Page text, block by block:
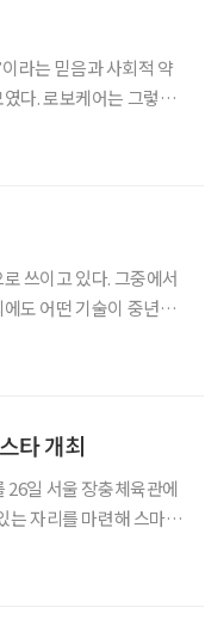
라는 믿음과 사회적 약
다. 로보케어는 그렇게
쓰이고 있다. 그중에서
타 개최
26일 서울 장충체육관에
는 자리를 마련해 스마트